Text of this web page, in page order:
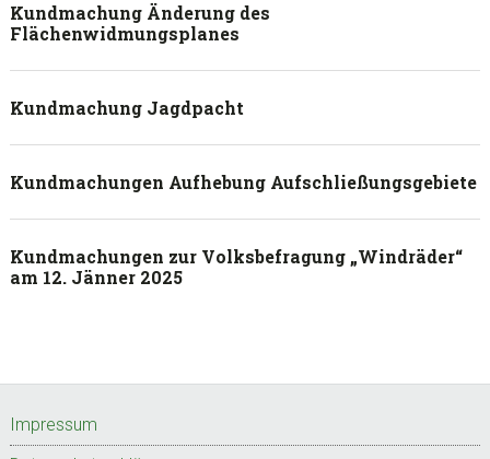
Kundmachung Änderung des
Flächenwidmungsplanes
Kundmachung Jagdpacht
Kundmachungen Aufhebung Aufschließungsgebiete
Kundmachungen zur Volksbefragung „Windräder“
am 12. Jänner 2025
Footer
Impressum